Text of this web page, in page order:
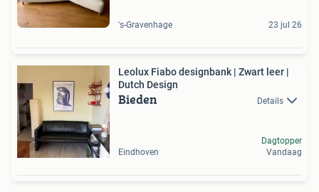
's-Gravenhage 23 jul 26
Leolux Fiabo designbank | Zwart leer |
Dutch Design
Bieden Details
Eindhoven
Dagtopper
Vandaag